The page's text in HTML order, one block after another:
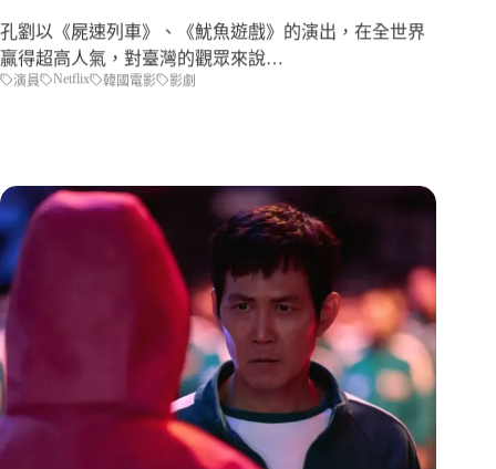
孔劉以《屍速列車》、《魷魚遊戲》的演出，在全世界
贏得超高人氣，對臺灣的觀眾來說…
演員 Netflix 韓國電影 影劇